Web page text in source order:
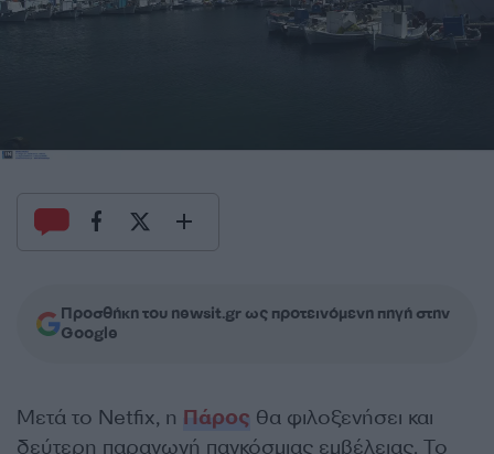
Προσθήκη του newsit.gr ως προτεινόμενη πηγή στην
Google
Μετά το Netfix, η Πάρος θα φιλοξενήσει και
δεύτερη παραγωγή παγκόσμιας εμβέλειας. Το